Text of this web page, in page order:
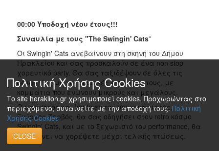
00:00 Υποδοχή νέου έτους!!!
Συναυλία με τους "The Swingin' Cats”
Οι Swingin' Cats ανεβαίνουν στη σκηνή του Δήμου
Ηρακλείου και σας προσκαλούν σε ένα non stop
χορευτικό party. Θα σας ταξιδέψουν σε όλες τις
δεκαετίες με τις μουσικές επιλογές τους, με
κομμάτια που ενώνουν μικρούς και μεγάλους.
Ο μαέστρος και frontman του συγκροτήματος,
Γιώργος Ζερβός, θα σας οδηγήσει στον retro κόσμο
Swingin' Cats, και με το ξεχωριστό του performance, θα
σας κάνει να χορέψετε μέχρι τελικής πτώσεως.
Πολιτική Χρήσης Cookies
Το site heraklion.gr χρησιμοποιεί cookies. Προχωρώντας στο
περιεχόμενο, συναινείτε με την αποδοχή τους.Πολιτική
Χρήσης Cookies
CLOSE